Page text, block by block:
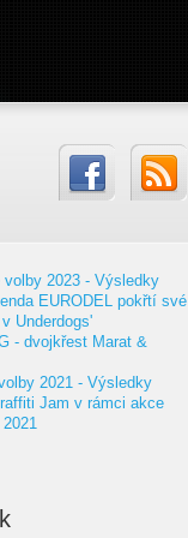
volby 2023 - Výsledky
EURODEL pokřtí své
Underdogs'
- dvojkřest Marat &
2021 - Výsledky
Jam v rámci akce